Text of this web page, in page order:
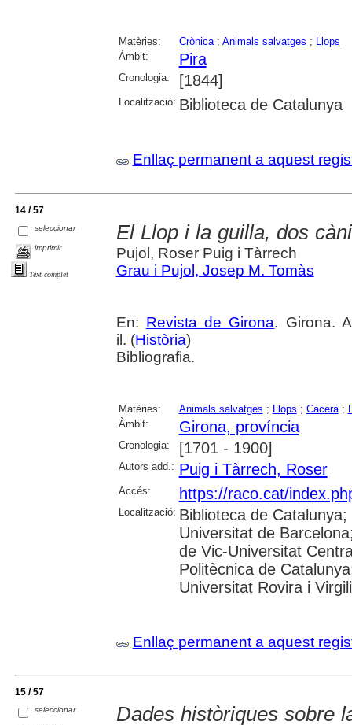
Matèries: Crònica; Animals salvatges ; Llops
Àmbit:
Pira
Cronologia: [1844]
Localització: Biblioteca de Catalunya
Enllaç permanent a aquest
14 / 57
seleccionar
imprimir
Text complet
El Llop i la guilla, dos
Pujol, Roser Puig i Tàrrech
Grau i Pujol, Josep M. Tomàs
En: Revista de Girona. Girona.
il. (Història)
Bibliografia.
Matèries: Animals salvatges ; Llops ; Cacera;
Àmbit:
Girona, província
Cronologia: [1701 - 1900]
Autors add.: Puig i Tàrrech, Roser
Accés: https://raco.cat/
Localització: Biblioteca de
Universitat de
de Vic-Universitat
Politècnica de
Universitat Rovira i
Enllaç permanent a aquest
15 / 57
seleccionar
Dades històriques sobre